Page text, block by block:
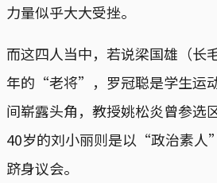
力量似乎大大受挫。
而这四人当中，若说梁国雄（长
年的“老将”，罗冠聪是学生运
间崭露头角，教授姚松炎曾参选
40岁的刘小丽则是以“政治素人
跻身议会。